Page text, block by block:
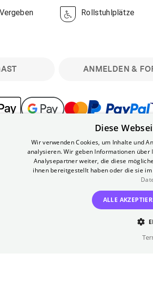
Vergeben Rollstuhlplätze
ANMELDEN &
sind nicht stornierbar. Registriere dich
Tickets für reguläre Vorstellungen.
nutzen zu können.
mit einem kostenlosen Yorck-
Diese
Wir verwenden Cookies, um Inhalte und
analysieren. Wir geben Informationen
Analysepartner weiter, die diese
ihnen bereitgestellt haben oder die sie
ALLE